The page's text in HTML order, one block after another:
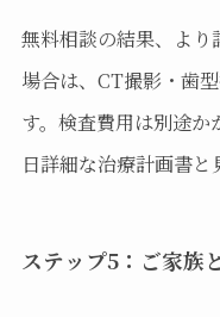
無料相談の結果、よ
場合は、CT撮影・歯
す。検査費用は別途か
日詳細な治療計画書と
ステップ5：ご家族